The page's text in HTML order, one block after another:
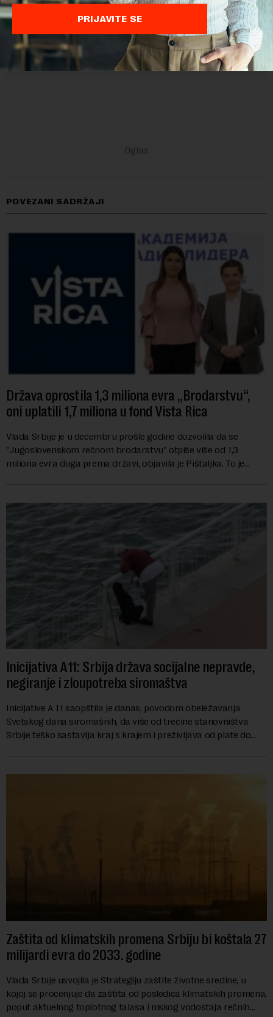
POVEZANI SADRŽAJI
Država oprostila 1,3 miliona evra „Brodarstvu“,
oni uplatili 1,7 miliona u fond Vista Rica
Vlada Srbije je u decembru prošle godine dozvolila da se
"Jugoslovenskom rečnom brodarstvu" otpiše više od 1,3
miliona evra duga prema državi, objavila je Pištaljka. To je
Inicijativa A11: Srbija država socijalne nepravde,
negiranje i zloupotreba siromaštva
Inicijative A 11 saopštila je danas, povodom obeležavanja
Svetskog dana siromašnih, da više od trećine stanovništva
Srbije teško sastavlja kraj s krajem i preživljava od plate do
Zaštita od klimatskih promena Srbiju bi koštala 27
milijardi evra do 2033. godine
Vlada Srbije usvojila je Strategiju zaštite životne sredine, u
kojoj se procenjuje da zaštita od posledica klimatskih promena,
poput aktuelnog toplotnog talasa i niskog vodostaja rečnih
PRIJAVITE SE